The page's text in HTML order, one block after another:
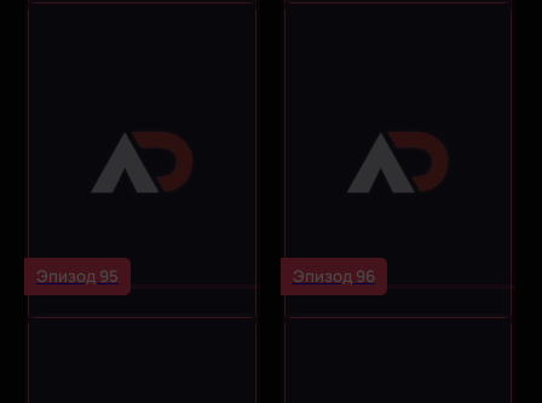
Эпизод 95 Эпизод 96